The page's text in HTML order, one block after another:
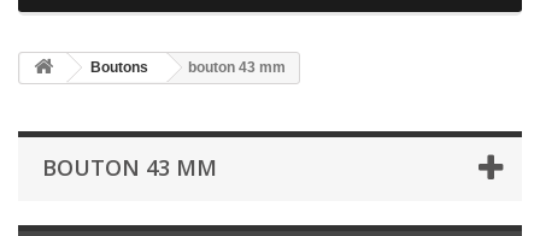
Boutons bouton 43 mm
BOUTON 43 MM